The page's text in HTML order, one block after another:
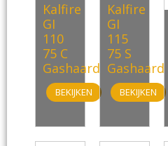
Kalfire
GI
110
75 C
Gashaard
BEKIJKEN
Kalfire
GI
115
75 S
Gashaard
BEKIJKEN